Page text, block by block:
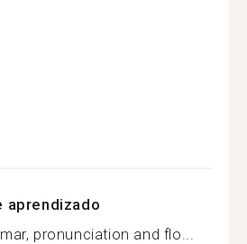
aprendizado
pronunciation and flo...